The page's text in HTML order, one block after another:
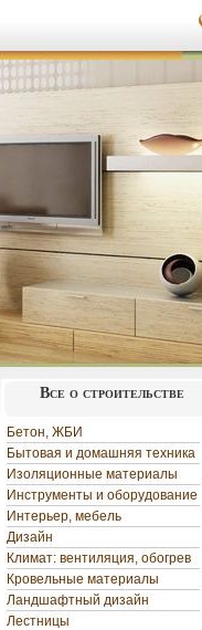
Все о строительстве
Бетон, ЖБИ
Бытовая и домашняя техника
Изоляционные материалы
Инструменты и оборудование
Интерьер, мебель
Дизайн
Климат: вентиляция, обогрев
Кровельные материалы
Ландшафтный дизайн
Лестницы